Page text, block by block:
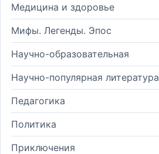
Медицина и здоровье
Мифы. Легенды. Эпос
Научно-образовательная
Научно-популярная литература
Педагогика
Политика
Приключения